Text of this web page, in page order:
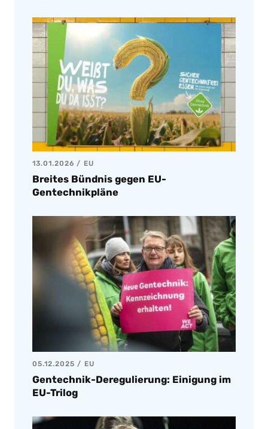
13.01.2026 EU
Breites Bündnis gegen EU-
Gentechnikpläne
05.12.2025 EU
Gentechnik-Deregulierung: Einigung im
EU-Trilog